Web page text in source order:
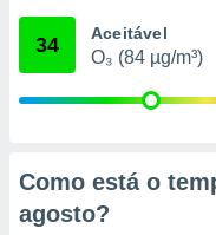
através
34 Aceitável
O₃ (84 µg/m³)
Como está o
agosto?